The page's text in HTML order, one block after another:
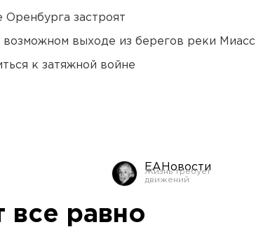
застроят
выходе из берегов реки Миасс
к затяжной войне
ЕАНовости
равно